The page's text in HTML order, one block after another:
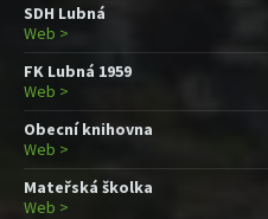
SDH Lubná
Web >
FK Lubná 1959
Web >
Obecní knihovna
Web >
Mateřská školka
Web >